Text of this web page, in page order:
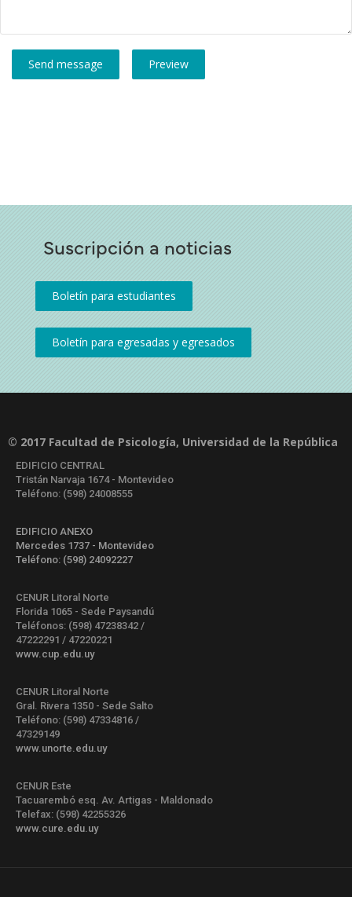
Suscripción a noticias
© 2017 Facultad de Psicología, Universidad de la República
EDIFICIO CENTRAL
Tristán Narvaja 1674 - Montevideo
Teléfono: (598) 24008555
EDIFICIO ANEXO
Mercedes 1737 - Montevideo
Teléfono: (598) 24092227
CENUR Litoral Norte
Florida 1065 - Sede Paysandú
Teléfonos: (598) 47238342 /
47222291 / 47220221
www.cup.edu.uy
CENUR Litoral Norte
Gral. Rivera 1350 - Sede Salto
Teléfono: (598) 47334816 /
47329149
www.unorte.edu.uy
CENUR Este
Tacuarembó esq. Av. Artigas - Maldonado
Telefax: (598) 42255326
www.cure.edu.uy